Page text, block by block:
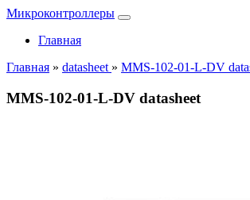
Микроконтроллеры
Главная
Главная » datasheet » MMS-102-01-L-DV
MMS-102-01-L-DV datasheet